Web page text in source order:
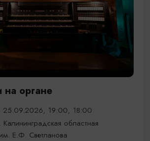
на органе
19:00, 18:00
областная
Е.Ф. Светланова